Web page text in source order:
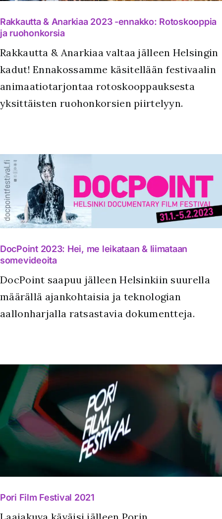
Rakkautta & Anarkiaa 2023 -ennakko: Rotoskooppia
ja ruohonkorsia
Rakkautta & Anarkiaa valtaa jälleen Helsingin
kadut! Ennakossamme käsitellään festivaalin
animaatiotarjontaa rotoskooppauksesta
yksittäisten ruohonkorsien piirtelyyn.
DocPoint 2023: Hei, me leikataan & liimataan
somevideoita
DocPoint saapuu jälleen Helsinkiin suurella
määrällä ajankohtaisia ja teknologian
aallonharjalla ratsastavia dokumentteja.
Pori Film Festival 2021